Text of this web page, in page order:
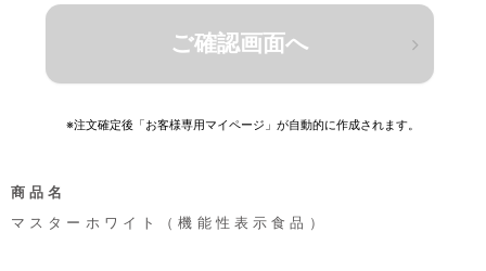
一切認められません。なお、過去に会員資格が取り消された方
会員登録手続の際には、入力上の注意をよく読み、所定の入力
※注文確定後「お客様専用マイページ」が自動的に作成されます。
商品名
マスターホワイト（機能性表示食品）